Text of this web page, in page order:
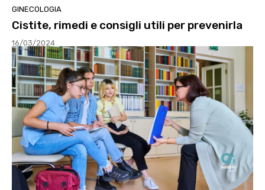
GINECOLOGIA
Cistite, rimedi e consigli utili per prevenirla
16/03/2024